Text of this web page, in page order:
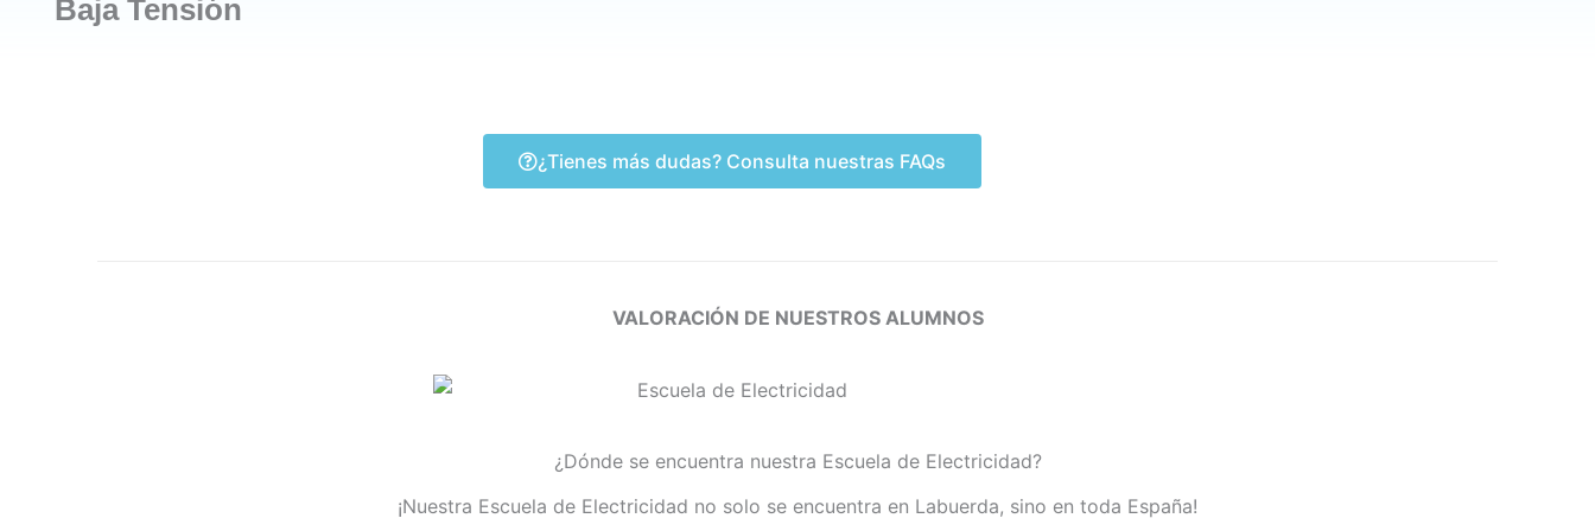
Baja Tensión
¿Tienes más dudas? Consulta nuestras FAQs
VALORACIÓN DE NUESTROS ALUMNOS
¿Dónde se encuentra nuestra Escuela de Electricidad?
¡Nuestra Escuela de Electricidad no solo se encuentra en Labuerda, sino en toda España!